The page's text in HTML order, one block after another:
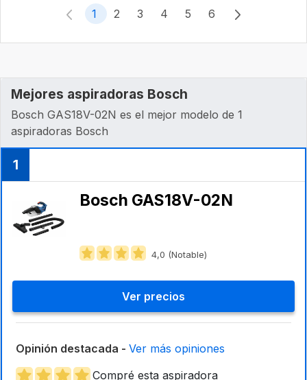
1 2 3 4 5 6
Mejores aspiradoras Bosch
Bosch GAS18V-02N es el mejor modelo de 1
aspiradoras Bosch
1
Bosch GAS18V-02N
4,0 (Notable)
Ver precios
Opinión destacada - Ver más opiniones
Compré esta aspiradora